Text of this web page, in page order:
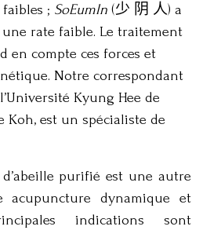
; SoEumIn (少 阴 人) a
rate faible. Le traitement
en compte ces forces et
Notre correspondant
Kyung Hee de
Koh, est un spécialiste de
purifié est une autre
acupuncture dynamique et
indications sont